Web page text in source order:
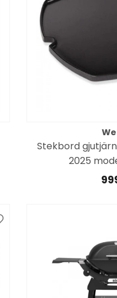
Stekbord
2025